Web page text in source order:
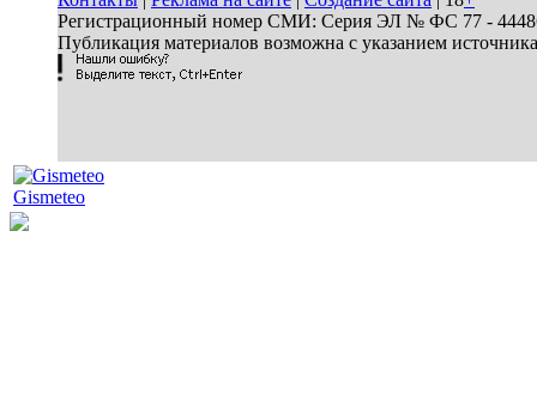
Регистрационный номер СМИ: Серия ЭЛ № ФС 77 - 44486
Публикация материалов возможна с указанием
Gismeteo